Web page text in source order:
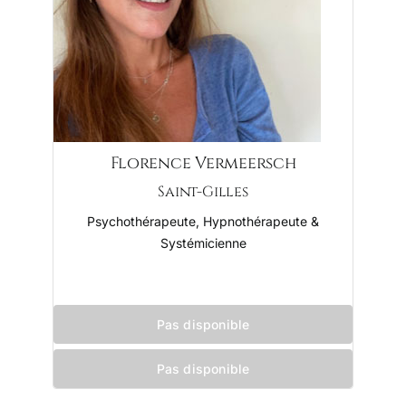
Florence Vermeersch
Saint-Gilles
Psychothérapeute, Hypnothérapeute &
Systémicienne
Pas disponible
Pas disponible